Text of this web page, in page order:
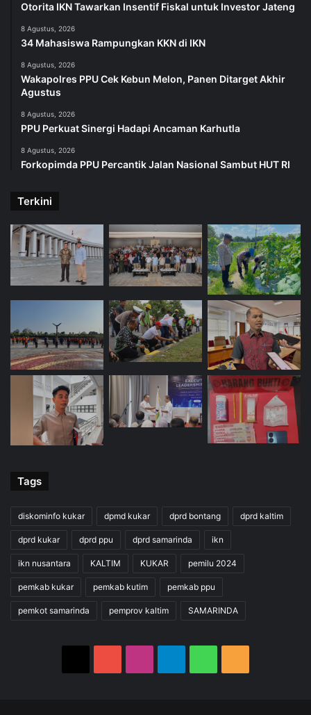
Otorita IKN Tawarkan Insentif Fiskal untuk Investor Jateng
8 Agustus, 2026
34 Mahasiswa Rampungkan KKN di IKN
8 Agustus, 2026
Wakapolres PPU Cek Kebun Melon, Panen Ditarget Akhir
Agustus
8 Agustus, 2026
PPU Perkuat Sinergi Hadapi Ancaman Karhutla
8 Agustus, 2026
Forkopimda PPU Percantik Jalan Nasional Sambut HUT RI
Terkini
Tags
diskominfo kukar dpmd kukar dprd bontang dprd kaltim
dprd kukar dprd ppu dprd samarinda ikn
ikn nusantara KALTIM KUKAR pemilu 2024
pemkab kukar pemkab kutim pemkab ppu
pemkot samarinda pemprov kaltim SAMARINDA